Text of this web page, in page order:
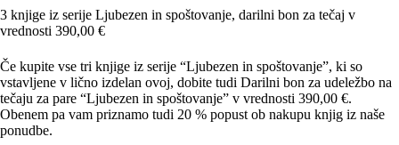
3 knjige iz serije Ljubezen in spoštovanje, darilni bon za tečaj v
vrednosti 390,00 €
Če kupite vse tri knjige iz serije “Ljubezen in spoštovanje”, ki so
vstavljene v lično izdelan ovoj, dobite tudi Darilni bon za udeležbo na
tečaju za pare “Ljubezen in spoštovanje” v vrednosti 390,00 €.
Obenem pa vam priznamo tudi 20 % popust ob nakupu knjig iz naše
ponudbe.